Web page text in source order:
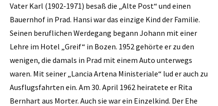
Vater Karl (1902-1971) besaß die „Alte Post“ und einen
Bauernhof in Prad. Hansi war das einzige Kind der Familie.
Seinen beruflichen Werdegang begann Johann mit einer
Lehre im Hotel „Greif“ in Bozen. 1952 gehörte er zu den
wenigen, die damals in Prad mit einem Auto unterwegs
waren. Mit seiner „Lancia Artena Ministeriale“ lud er auch zu
Ausflugsfahrten ein. Am 30. April 1962 heiratete er Rita
Bernhart aus Morter. Auch sie war ein Einzelkind. Der Ehe